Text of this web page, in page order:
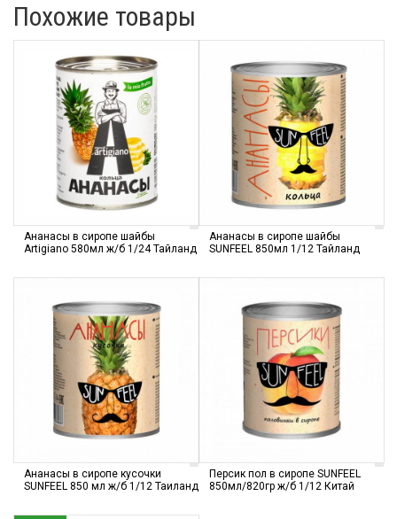
Похожие товары
Ананасы в сиропе шайбы
Artigiano 580мл ж/б 1/24 Тайланд
Ананасы в сиропе шайбы
SUNFEEL 850мл 1/12 Тайланд
Ананасы в сиропе кусочки
SUNFEEL 850 мл ж/б 1/12 Таиланд
Персик пол в сиропе SUNFEEL
850мл/820гр ж/б 1/12 Китай